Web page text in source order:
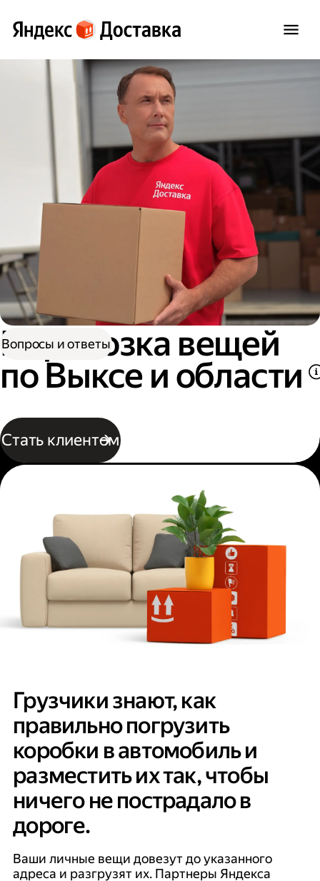
Перевозка вещей
по Выксе и области
Стать клиентом
Вопросы и ответы
Грузчики знают, как
правильно погрузить
коробки в автомобиль и
разместить их так, чтобы
ничего не пострадало в
дороге.
Ваши личные вещи довезут до указанного
адреса и разгрузят их. Партнеры Яндекса